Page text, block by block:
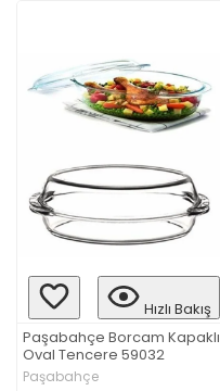
Hızlı Bakış
Paşabahçe Borcam Kapaklı
Oval Tencere 59032
Paşabahçe